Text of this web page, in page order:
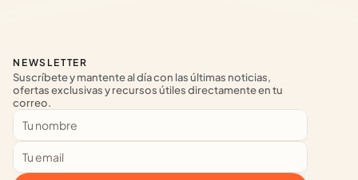
NEWSLETTER
Suscríbete y mantente al día con las últimas noticias,
ofertas exclusivas y recursos útiles directamente en tu
correo.